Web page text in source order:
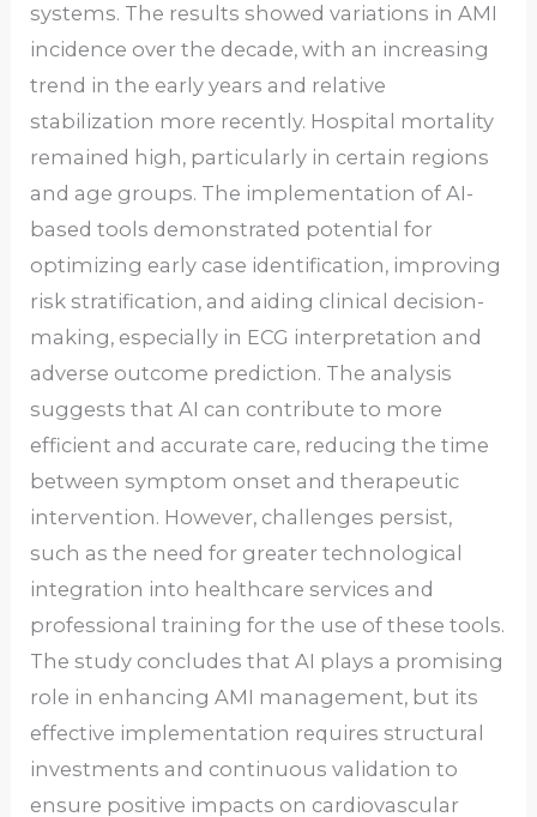
systems. The results showed variations in AMI
incidence over the decade, with an increasing
trend in the early years and relative
stabilization more recently. Hospital mortality
remained high, particularly in certain regions
and age groups. The implementation of AI-
based tools demonstrated potential for
optimizing early case identification, improving
risk stratification, and aiding clinical decision-
making, especially in ECG interpretation and
adverse outcome prediction. The analysis
suggests that AI can contribute to more
efficient and accurate care, reducing the time
between symptom onset and therapeutic
intervention. However, challenges persist,
such as the need for greater technological
integration into healthcare services and
professional training for the use of these tools.
The study concludes that AI plays a promising
role in enhancing AMI management, but its
effective implementation requires structural
investments and continuous validation to
ensure positive impacts on cardiovascular